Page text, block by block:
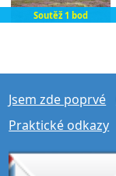
Soutěž 1 bod
Jsem zde poprvé
Praktické odkazy